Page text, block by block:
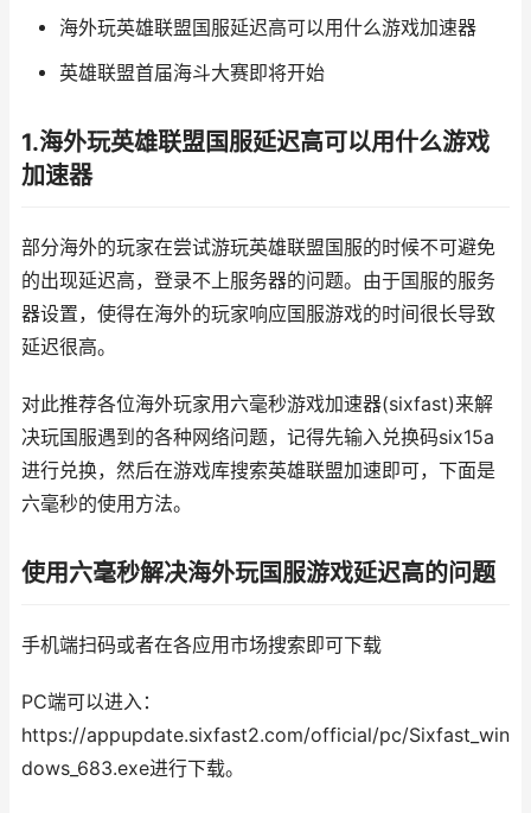
海外玩英雄联盟国服延迟高可以用什么游戏加速器
英雄联盟首届海斗大赛即将开始
1.海外玩英雄联盟国服延迟高可以用什么游戏
加速器
部分海外的玩家在尝试游玩英雄联盟国服的时候不可避免
的出现延迟高，登录不上服务器的问题。由于国服的服务
器设置，使得在海外的玩家响应国服游戏的时间很长导致
延迟很高。
对此推荐各位海外玩家用六毫秒游戏加速器(sixfast)来解
决玩国服遇到的各种网络问题，记得先输入兑换码six15a
进行兑换，然后在游戏库搜索英雄联盟加速即可，下面是
六毫秒的使用方法。
使用六毫秒解决海外玩国服游戏延迟高的问题
手机端扫码或者在各应用市场搜索即可下载
PC端可以进入：
https://appupdate.sixfast2.com/official/pc/Sixfast_win
dows_683.exe进行下载。